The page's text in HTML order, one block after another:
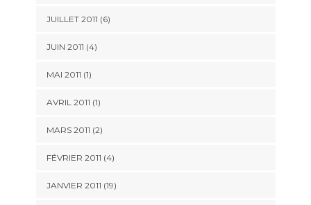
JUILLET 2011 (6)
JUIN 2011 (4)
MAI 2011 (1)
AVRIL 2011 (1)
MARS 2011 (2)
FÉVRIER 2011 (4)
JANVIER 2011 (19)